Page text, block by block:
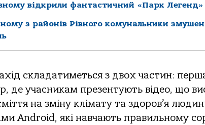
відкрили фантастичний «Парк
з районів Рівного комунальники
складатиметься з двох частин:
де учасникам презентують відео, що
на зміну клімату та здоров’я
Android, які навчають правильному